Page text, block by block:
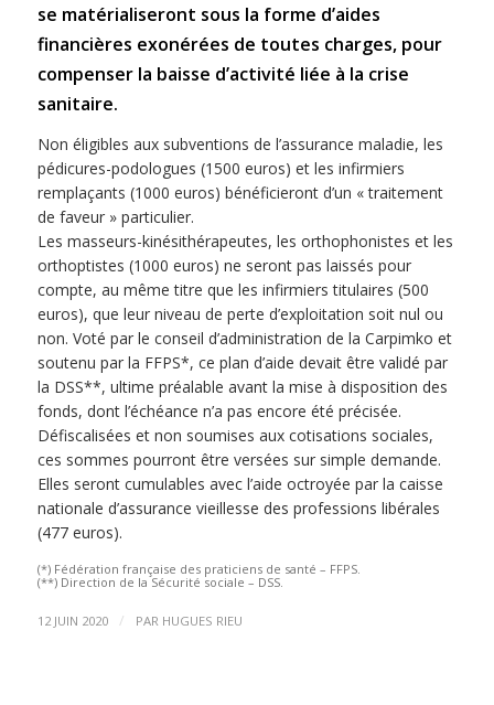
se matérialiseront sous la forme d’aides
financières exonérées de toutes charges, pour
compenser la baisse d’activité liée à la crise
sanitaire.
Non éligibles aux subventions de l’assurance maladie, les
pédicures-podologues (1500 euros) et les infirmiers
remplaçants (1000 euros) bénéficieront d’un « traitement
de faveur » particulier.
Les masseurs-kinésithérapeutes, les orthophonistes et les
orthoptistes (1000 euros) ne seront pas laissés pour
compte, au même titre que les infirmiers titulaires (500
euros), que leur niveau de perte d’exploitation soit nul ou
non. Voté par le conseil d’administration de la Carpimko et
soutenu par la FFPS*, ce plan d’aide devait être validé par
la DSS**, ultime préalable avant la mise à disposition des
fonds, dont l’échéance n’a pas encore été précisée.
Défiscalisées et non soumises aux cotisations sociales,
ces sommes pourront être versées sur simple demande.
Elles seront cumulables avec l’aide octroyée par la caisse
nationale d’assurance vieillesse des professions libérales
(477 euros).
(*) Fédération française des praticiens de santé – FFPS.
(**) Direction de la Sécurité sociale – DSS.
12 JUIN 2020 / PAR HUGUES RIEU